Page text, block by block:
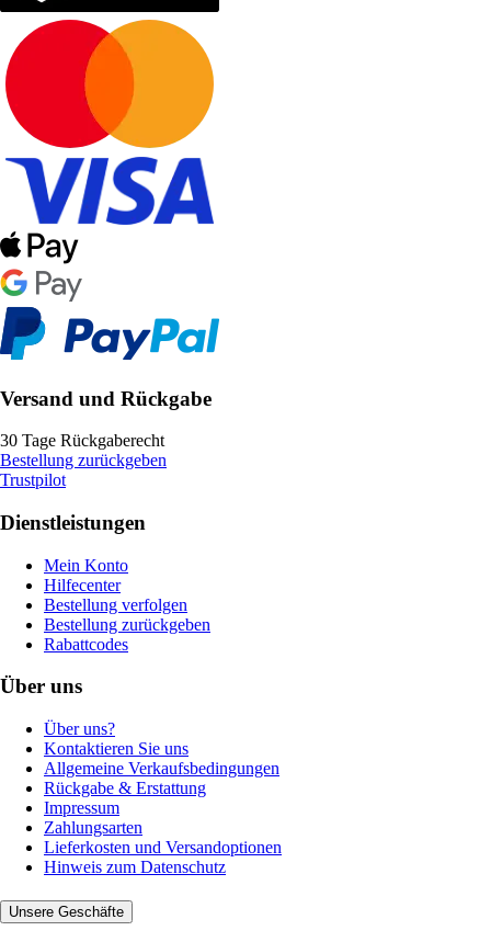
Versand und Rückgabe
30 Tage Rückgaberecht
Bestellung zurückgeben
Trustpilot
Dienstleistungen
Mein Konto
Hilfecenter
Bestellung verfolgen
Bestellung zurückgeben
Rabattcodes
Über uns
Über uns?
Kontaktieren Sie uns
Allgemeine Verkaufsbedingungen
Rückgabe & Erstattung
Impressum
Zahlungsarten
Lieferkosten und Versandoptionen
Hinweis zum Datenschutz
Unsere Geschäfte